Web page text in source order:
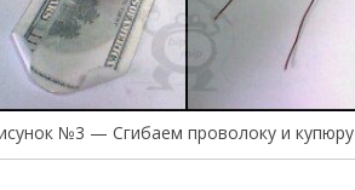
№3 — Сгибаем проволоку и купюру